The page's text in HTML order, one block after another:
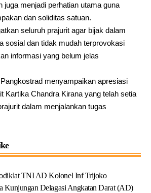
juga menjadi perhatian utama guna
dan soliditas satuan.
seluruh prajurit agar bijak dalam
sosial dan tidak mudah terprovokasi
informasi yang belum jelas
menyampaikan apresiasi
Kartika Chandra Kirana yang telah setia
dalam menjalankan tugas
TNI AD Kolonel Inf Trijoko
Kunjungan Delagasi Angkatan Darat (AD)